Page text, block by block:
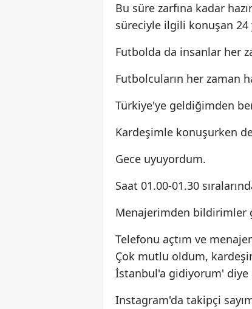
Bu süre zarfına kadar
süreciyle ilgili konuşan
Futbolda da insanlar her
Futbolcuların her zaman
Türkiye'ye geldiğimden
Kardeşimle konuşurken
Gece uyuyordum.
Saat 01.00-01.30
Menajerimden bildirimler
Telefonu açtım ve
Çok mutlu oldum,
İstanbul'a gidiyorum'
Instagram'da takipçi